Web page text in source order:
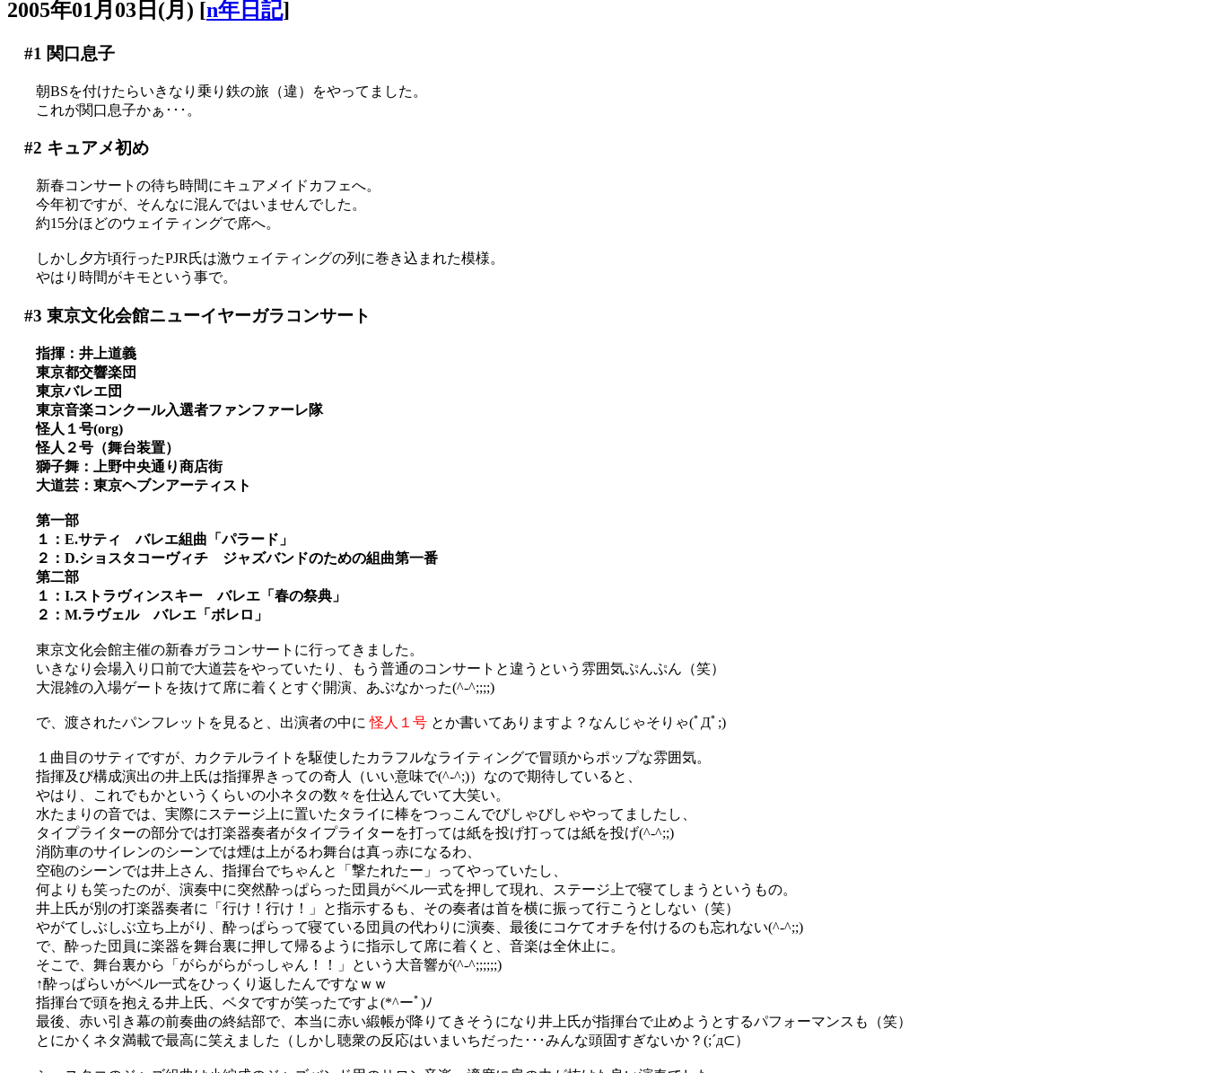
2005年01月03日(月) [n年日記]
#1 関口息子
朝BSを付けたらいきなり乗り鉄の旅（違）をやってました。
これが関口息子かぁ･･･。
#2 キュアメ初め
新春コンサートの待ち時間にキュアメイドカフェへ。
今年初ですが、そんなに混んではいませんでした。
約15分ほどのウェイティングで席へ。
しかし夕方頃行ったPJR氏は激ウェイティングの列に巻き込まれた模様。
やはり時間がキモという事で。
#3 東京文化会館ニューイヤーガラコンサート
指揮：井上道義
東京都交響楽団
東京バレエ団
東京音楽コンクール入選者ファンファーレ隊
怪人１号(org)
怪人２号（舞台装置）
獅子舞：上野中央通り商店街
大道芸：東京ヘブンアーティスト
第一部
１：E.サティ バレエ組曲「パラード」
２：D.ショスタコーヴィチ ジャズバンドのための組曲第一番
第二部
１：I.ストラヴィンスキー バレエ「春の祭典」
２：M.ラヴェル バレエ「ボレロ」
東京文化会館主催の新春ガラコンサートに行ってきました。
いきなり会場入り口前で大道芸をやっていたり、もう普通のコンサートと違うという雰囲気ぷんぷん（笑）
大混雑の入場ゲートを抜けて席に着くとすぐ開演、あぶなかった(^-^;;;;)
で、渡されたパンフレットを見ると、出演者の中に怪人１号 とか書いてありますよ？なんじゃそりゃ(ﾟДﾟ;)
１曲目のサティですが、カクテルライトを駆使したカラフルなライティングで冒頭からポップな雰囲気。
指揮及び構成演出の井上氏は指揮界きっての奇人（いい意味で(^-^;)）なので期待していると、
やはり、これでもかというくらいの小ネタの数々を仕込んでいて大笑い。
水たまりの音では、実際にステージ上に置いたタライに棒をつっこんでびしゃびしゃやってましたし、
タイプライターの部分では打楽器奏者がタイプライターを打っては紙を投げ打っては紙を投げ(^-^;;)
消防車のサイレンのシーンでは煙は上がるわ舞台は真っ赤になるわ、
空砲のシーンでは井上さん、指揮台でちゃんと「撃たれたー」ってやっていたし、
何よりも笑ったのが、演奏中に突然酔っぱらった団員がベル一式を押して現れ、ステージ上で寝てしまうというもの。
井上氏が別の打楽器奏者に「行け！行け！」と指示するも、その奏者は首を横に振って行こうとしない（笑）
やがてしぶしぶ立ち上がり、酔っぱらって寝ている団員の代わりに演奏、最後にコケてオチを付けるのも忘れない(^-^;;)
で、酔った団員に楽器を舞台裏に押して帰るように指示して席に着くと、音楽は全休止に。
そこで、舞台裏から「がらがらがっしゃん！！」という大音響が(^-^;;;;;;)
↑酔っぱらいがベル一式をひっくり返したんですなｗｗ
指揮台で頭を抱える井上氏、ベタですが笑ったですよ(*^ーﾟ)ﾉ
最後、赤い引き幕の前奏曲の終結部で、本当に赤い緞帳が降りてきそうになり井上氏が指揮台で止めようとするパフォーマンスも（笑）
とにかくネタ満載で最高に笑えました（しかし聴衆の反応はいまいちだった･･･みんな頭固すぎないか？(;´д⊂）